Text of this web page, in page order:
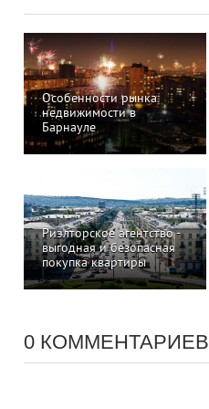
Особенности рынка
недвижимости в
Барнауле
Риэлторское агентство -
выгодная и безопасная
покупка квартиры
0 КОММЕНТАРИЕВ